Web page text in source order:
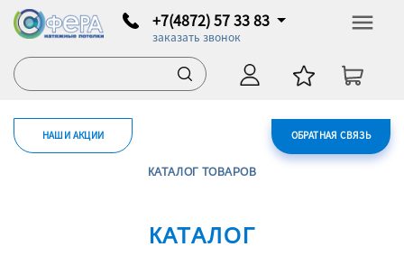
+7(4872) 57 33 83
заказать звонок
ОБРАТНАЯ СВЯЗЬ
НАШИ АКЦИИ
КАТАЛОГ ТОВАРОВ
КАТАЛОГ